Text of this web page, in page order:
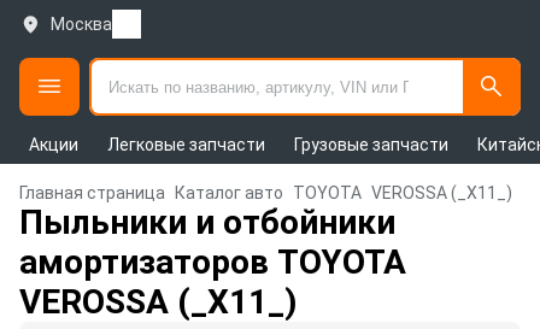
Москва
Акции Легковые запчасти Грузовые запчасти
Главная страница Каталог авто TOYOTA VEROSSA (_X11_)
Пыльники и отбойники
амортизаторов TOYOTA
VEROSSA (_X11_)